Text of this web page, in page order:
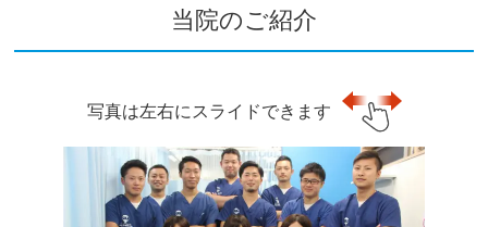
当院のご紹介
写真は左右にスライドできます